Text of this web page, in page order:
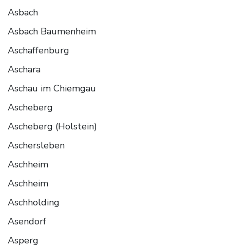
Asbach
Asbach Baumenheim
Aschaffenburg
Aschara
Aschau im Chiemgau
Ascheberg
Ascheberg (Holstein)
Aschersleben
Aschheim
Aschheim
Aschholding
Asendorf
Asperg